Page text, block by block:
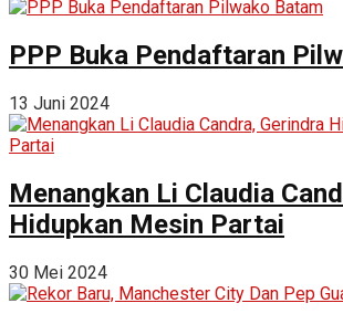
PPP Buka Pendaftaran
13 Juni 2024
Menangkan Li Claudia
Hidupkan Mesin Partai
30 Mei 2024